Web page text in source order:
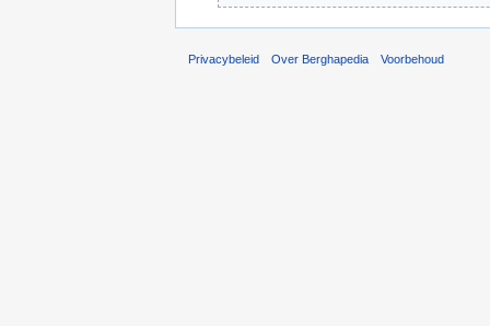
Privacybeleid Over Berghapedia Voorbehoud